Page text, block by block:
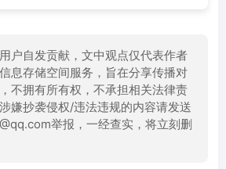
户自发贡献，文中观点仅代表作者
息存储空间服务，旨在分享传播对
不拥有所有权，不承担相关法律责
嫌抄袭侵权/违法违规的内容请发送
举报，一经查实，将立刻删